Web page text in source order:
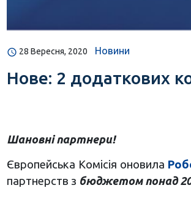
28 Вересня, 2020 Новини
Нове: 2 додаткових
Шановні партнери!
Європейська Комісія оновила
партнерств з бюджетом понад